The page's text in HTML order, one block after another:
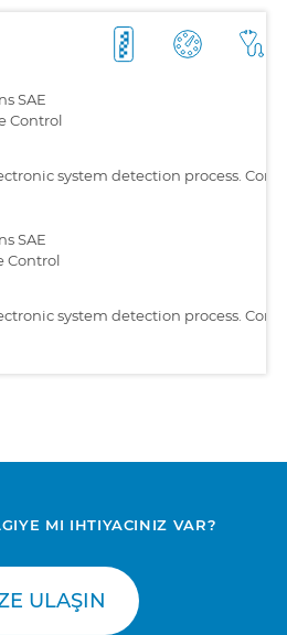
SAE
Control
system detection process.
SAE
Control
system detection process.
MI IHTIYACINIZ VAR?
ULAŞIN